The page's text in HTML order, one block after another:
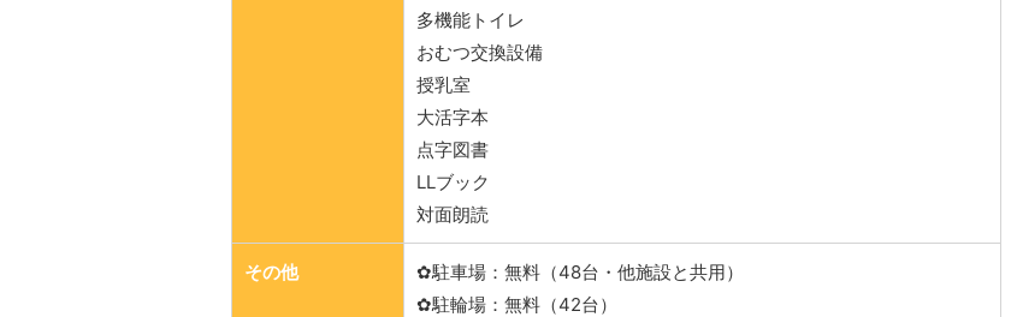
多機能トイレ
おむつ交換設備
授乳室
大活字本
点字図書
LLブック
対面朗読
その他
✿駐車場：無料（48台・他施設と共用）
✿駐輪場：無料（42台）